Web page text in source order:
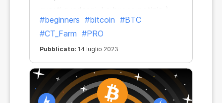
questi guadagni. La buona notizia è
che le ricompense non andranno da
nessuna parte! Potrai contarci
praticamente per sempre, anche dopo
che l'ultimo BTC sarà stato minato.
#beginners #bitcoin #BTC
#CT_Farm #PRO
Pubblicato: 14 luglio 2023